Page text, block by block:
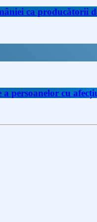
ca producătorii
persoanelor cu